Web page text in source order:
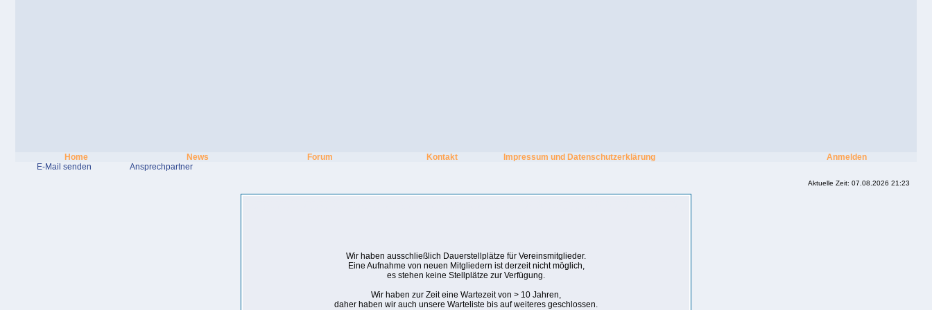
Home News Forum Kontakt Impressum und Datenschutzerklärung
Anmelden
E-Mail senden
Ansprechpartner
Aktuelle Zeit: 07.08.2026 21:23
Wir haben ausschließlich Dauerstellplätze für Vereinsmitglieder.
Eine Aufnahme von neuen Mitgliedern ist derzeit nicht möglich,
es stehen keine Stellplätze zur Verfügung.
Wir haben zur Zeit eine Wartezeit von > 10 Jahren,
daher haben wir auch unsere Warteliste bis auf weiteres geschlossen.